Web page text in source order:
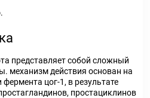
представляет собой сложный
механизм действия основан на
цог-1, в результате
простациклинов